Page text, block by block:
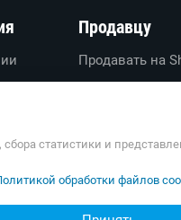
Продавцу
Продавать на
Создать свой
Реклама
статистики и
обработки файлов